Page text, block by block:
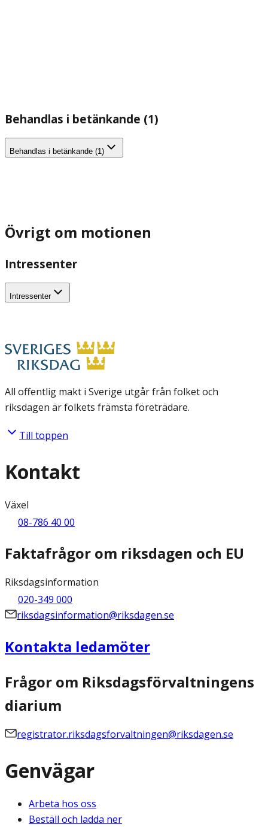
Behandlas i betänkande (1)
Behandlas i betänkande (1)
Övrigt om motionen
Intressenter
Intressenter
All offentlig makt i Sverige utgår från folket och
riksdagen är folkets främsta företrädare.
Till toppen
Kontakt
Växel
08-786 40 00
Faktafrågor om riksdagen och EU
Riksdagsinformation
020-349 000
riksdagsinformation@riksdagen.se
Kontakta ledamöter
Frågor om Riksdagsförvaltningens
diarium
registrator.riksdagsforvaltningen@riksdagen.se
Genvägar
Arbeta hos oss
Beställ och ladda ner